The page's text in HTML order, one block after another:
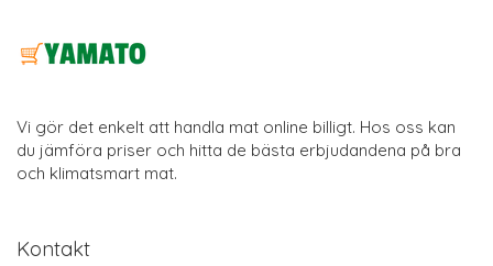
Vi gör det enkelt att handla mat online billigt. Hos oss kan
du jämföra priser och hitta de bästa erbjudandena på bra
och klimatsmart mat.
Kontakt